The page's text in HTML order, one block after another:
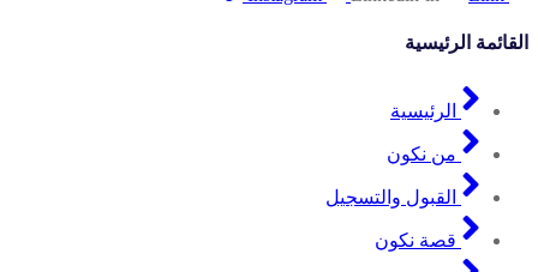
الرئيسية
الرئيسية
من نكون
القبول والتسجيل
قصة نكون